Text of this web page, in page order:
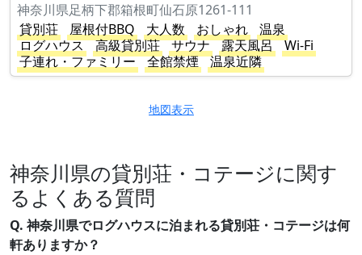
神奈川県足柄下郡箱根町仙石原1261-111
貸別荘
屋根付BBQ 大人数 おしゃれ
温泉
ログハウス
高級貸別荘 サウナ 露天風呂
Wi-Fi
子連れ・ファミリー
全館禁煙 温泉近隣
地図表示
神奈川県の貸別荘・コテージに関す
るよくある質問
Q. 神奈川県でログハウスに泊まれる貸別荘・コテージは何
軒ありますか？